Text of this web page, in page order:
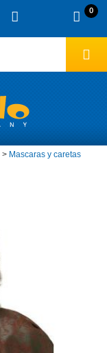
0
> Mascaras y caretas